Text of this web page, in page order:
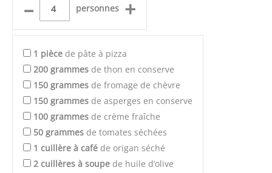
– personnes +
1 pièce de pâte à pizza
200 grammes de thon en conserve
150 grammes de fromage de chèvre
150 grammes de asperges en conserve
100 grammes de crème fraîche
50 grammes de tomates séchées
1 cuillère à café de origan séché
2 cuillères à soupe de huile d’olive